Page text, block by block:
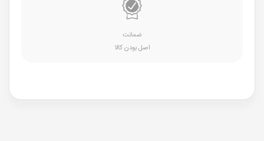
ضمانت
اصل بودن کالا